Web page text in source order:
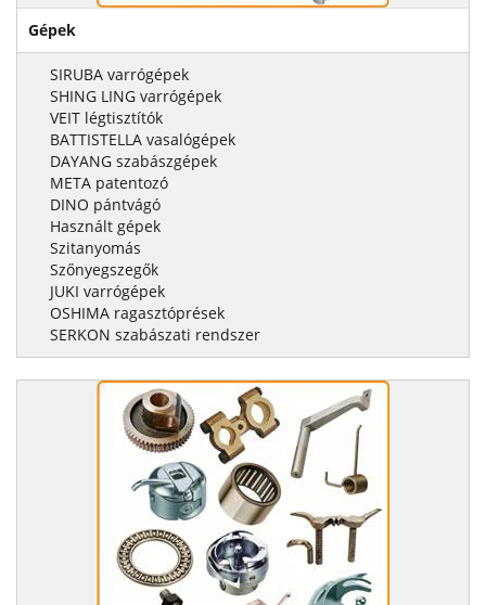
Gépek
SIRUBA varrógépek
SHING LING varrógépek
VEIT légtisztítók
BATTISTELLA vasalógépek
DAYANG szabászgépek
META patentozó
DINO pántvágó
Használt gépek
Szitanyomás
Szőnyegszegők
JUKI varrógépek
OSHIMA ragasztóprések
SERKON szabászati rendszer